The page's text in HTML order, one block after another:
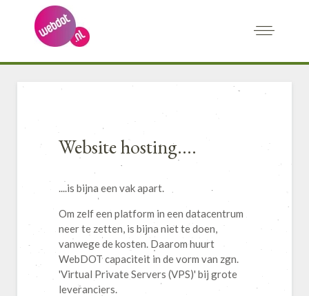
Website hosting....
....is bijna een vak apart.
Om zelf een platform in een datacentrum
neer te zetten, is bijna niet te doen,
vanwege de kosten. Daarom huurt
WebDOT capaciteit in de vorm van zgn.
'Virtual Private Servers (VPS)' bij grote
leveranciers.